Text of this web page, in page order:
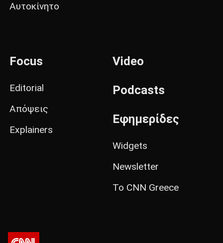
Αυτοκίνητο
Focus
Editorial
Απόψεις
Explainers
Video
Podcasts
Εφημερίδες
Widgets
Newsletter
Το CNN Greece